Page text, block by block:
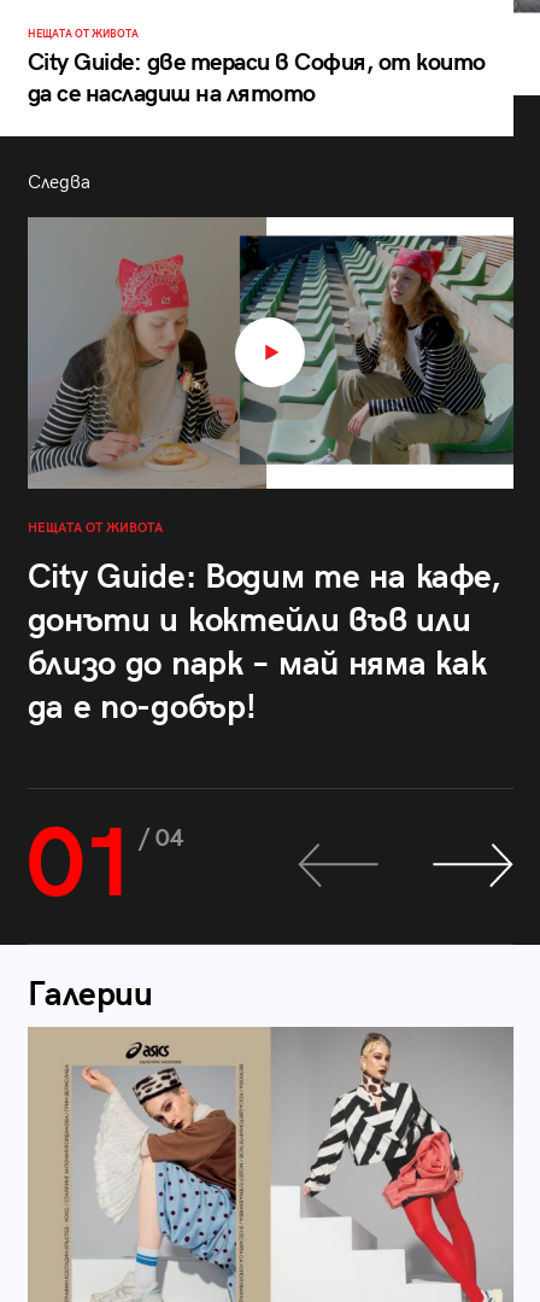
НЕЩАТА ОТ ЖИВОТА
City Guide: две тераси в София, от които
да се насладиш на лятото
Следва
НЕЩАТА ОТ ЖИВОТА
City Guide: Водим те на кафе,
донъти и коктейли във или
близо до парк – май няма как
да е по-добър!
01 / 04
Галерии